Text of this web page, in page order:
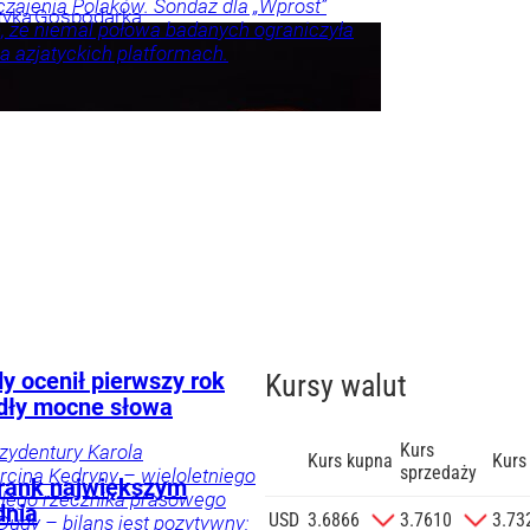
Gospodarka
Polaków. Sondaż dla „Wprost”
że niemal połowa badanych ograniczyła
azjatyckich platformach.
na
ocenił pierwszy rok
mocne słowa
Karola
Kędryny – wieloletniego
rzecznika prasowego
– bilans jest pozytywny:
największym
Kursy walut
Kurs kupna Kurs
sprzedaży
USD 3.6866 3.7610